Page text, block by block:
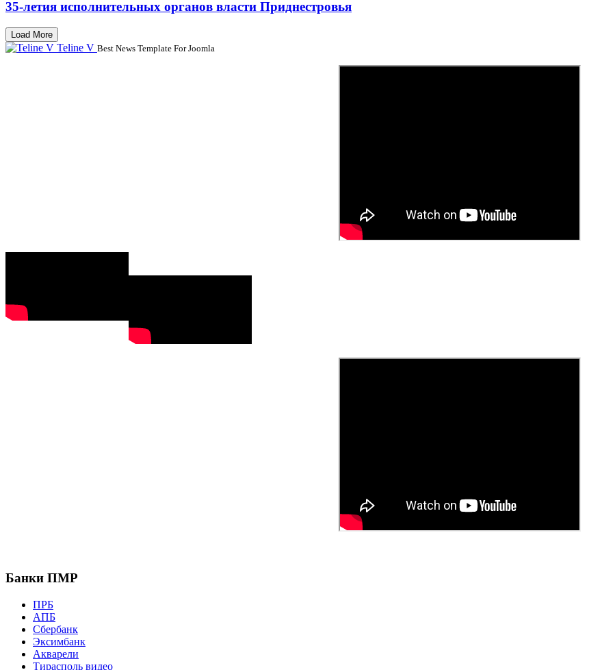
35-летия исполнительных органов власти Приднестровья
Load More
Teline V Best News Template For Joomla
Банки ПМР
ПРБ
АПБ
Сбербанк
Эксимбанк
Акварели
Тирасполь видео